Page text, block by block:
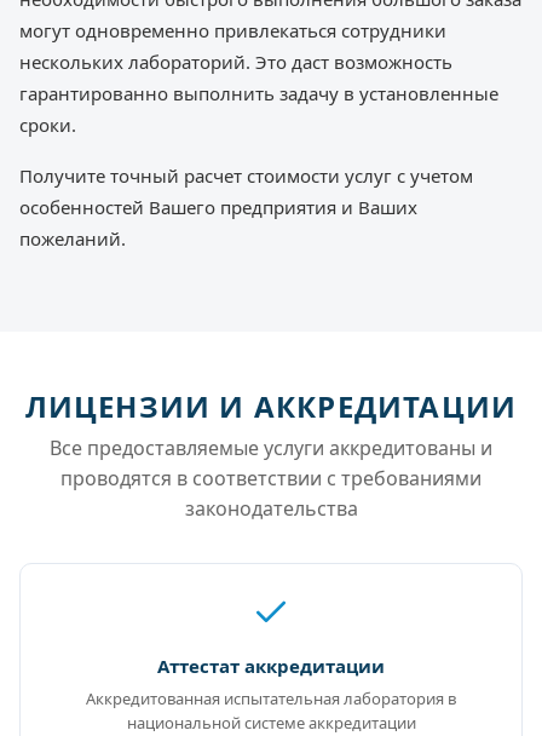
могут одновременно привлекаться сотрудники
нескольких лабораторий. Это даст возможность
гарантированно выполнить задачу в установленные
сроки.
Получите точный расчет стоимости услуг с учетом
особенностей Вашего предприятия и Ваших
пожеланий.
ЛИЦЕНЗИИ И АККРЕДИТАЦИИ
Все предоставляемые услуги аккредитованы и
проводятся в соответствии с требованиями
законодательства
Аттестат аккредитации
Аккредитованная испытательная лаборатория в
национальной системе аккредитации